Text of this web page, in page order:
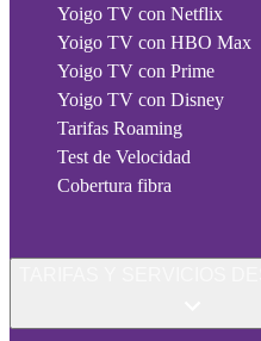
Yoigo TV con Netflix
Yoigo TV con HBO Max
Yoigo TV con Prime
Yoigo TV con Disney
Tarifas Roaming
Test de Velocidad
Cobertura fibra